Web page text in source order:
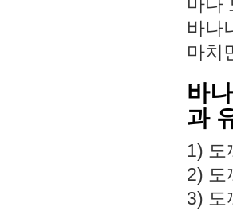
바나
마치
바
과
1) 도
2) 도
3) 도